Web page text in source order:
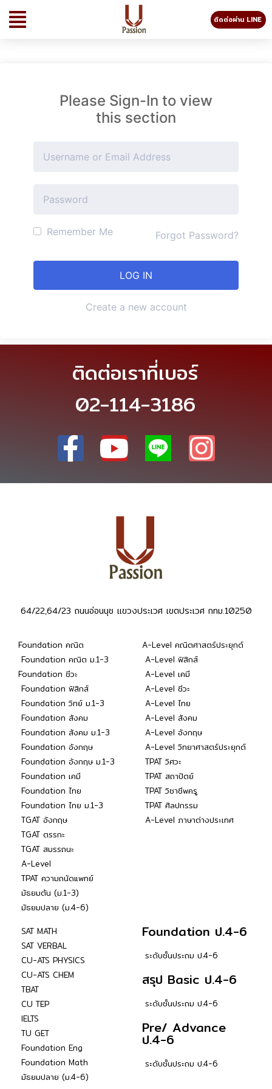
ติดต่อผ่าน LINE
Please Sign-In to view
this section
Remember Me Forgot Password?
Create a new account
ติดต่อเราที่เบอร์
02-114-3186
64/22,64/23 ถนนอ่อนนุช แขวงประเวศ เขตประเวศ กทม.10250
Foundation คณิต
Foundation คณิต ม.1-3
Foundation ชีวะ
Foundation ฟิสิกส์
Foundation วิทย์ ม.1-3
Foundation สังคม
Foundation สังคม ม.1-3
Foundation อังกฤษ
Foundation อังกฤษ ม.1-3
Foundation เคมี
Foundation ไทย
Foundation ไทย ม.1-3
TGAT อังกฤษ
TGAT ตรรกะ
TGAT สมรรถนะ
A-Level
TPAT ความถนัดแพทย์
มัธยมต้น (ม.1-3)
มัธยมปลาย (ม.4-6)
A-Level คณิตศาสตร์ประยุกต์
A-Level ฟิสิกส์
A-Level เคมี
A-Level ชีวะ
A-Level ไทย
A-Level สังคม
A-Level อังกฤษ
A-Level วิทยาศาสตร์ประยุกต์
TPAT วิศวะ
TPAT สถาปัตย์
TPAT วิชาชีพครู
TPAT ศิลปกรรม
A-Level ภาษาต่างประเทศ
SAT MATH
SAT VERBAL
CU-ATS PHYSICS
CU-ATS CHEM
TBAT
CU TEP
IELTS
TU GET
Foundation Eng
Foundation Math
มัธยมปลาย (ม.4-6)
Foundation ป.4-6
ระดับชั้นประถม ป.4-6
สรุป Basic ป.4-6
ระดับชั้นประถม ป.4-6
Pre/ Advance
ป.4-6
ระดับชั้นประถม ป.4-6